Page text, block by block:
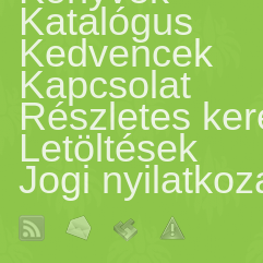
gyümölcs öt
közepes
cukorral,
Katalógus
Kedvencek
Kapcsolat
Részletes
Letöltések
Jogi